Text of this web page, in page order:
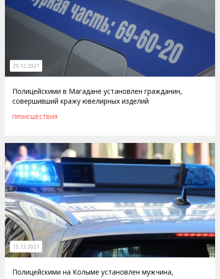
29.12.2021
Полицейскими в Магадане установлен гражданин,
совершивший кражу ювелирных изделий
ПРОИСШЕСТВИЯ
15.12.2021
Полицейскими на Колыме установлен мужчина,